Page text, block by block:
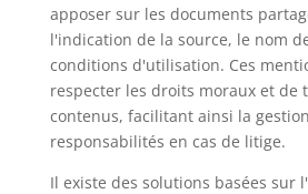
apposer sur les documents
l'indication de la source, le nom
conditions d'utilisation. Ces
respecter les droits moraux et de
contenus, facilitant ainsi la
responsabilités en cas de litige.
Il existe des solutions basées sur